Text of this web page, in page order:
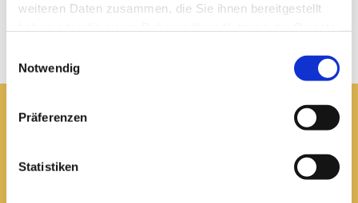
weiteren Daten zusammen, die Sie ihnen bereitgestellt
Notwendig
Präferenzen
Statistiken